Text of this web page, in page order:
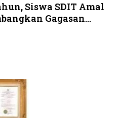
Siswa SDIT Amal
Gagasan